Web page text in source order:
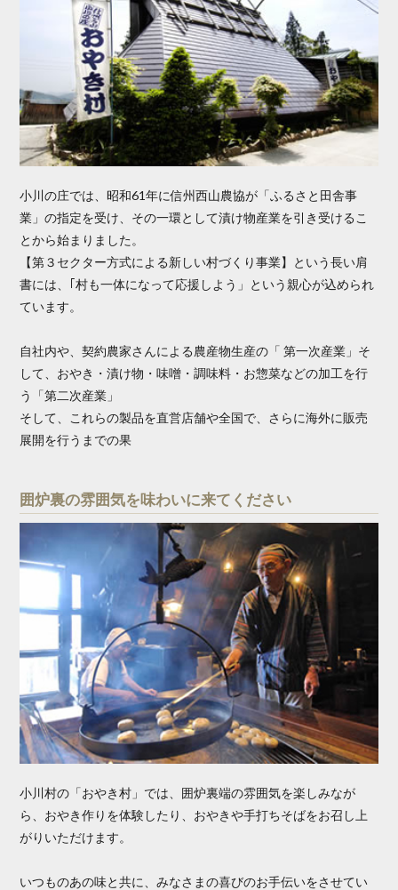
小川の庄では、昭和61年に信州西山農協が「ふるさと田舎事
業」の指定を受け、その一環として漬け物産業を引き受けるこ
とから始まりました。
【第３セクター方式による新しい村づくり事業】という長い肩
書には、｢村も一体になって応援しよう」という親心が込められ
ています。
自社内や、契約農家さんによる農産物生産の「 第一次産業」そ
して、おやき・漬け物・味噌・調味料・お惣菜などの加工を行
う「第二次産業」
そして、これらの製品を直営店舗や全国で、さらに海外に販売
展開を行うまでの果
囲炉裏の雰囲気を味わいに来てください
小川村の「おやき村」では、囲炉裏端の雰囲気を楽しみなが
ら、おやき作りを体験したり、おやきや手打ちそばをお召し上
がりいただけます。
いつものあの味と共に、みなさまの喜びのお手伝いをさせてい